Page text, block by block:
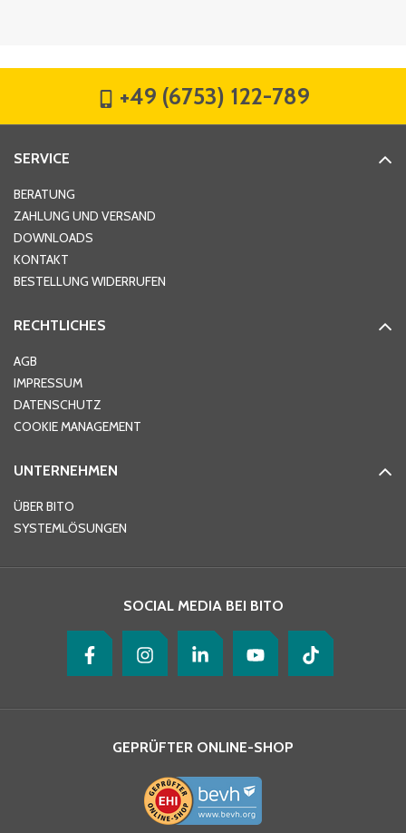
Hausnummer
Ort*
Telefon
+49 (6753) 122-789
SERVICE
BERATUNG
ZAHLUNG UND VERSAND
DOWNLOADS
KONTAKT
BESTELLUNG WIDERRUFEN
RECHTLICHES
AGB
IMPRESSUM
DATENSCHUTZ
COOKIE MANAGEMENT
UNTERNEHMEN
ÜBER BITO
SYSTEMLÖSUNGEN
SOCIAL MEDIA BEI BITO
GEPRÜFTER ONLINE-SHOP